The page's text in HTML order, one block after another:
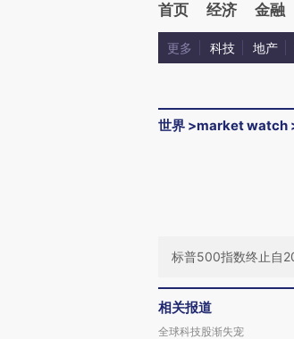
首页 经济 金融
更多 科技 地产
世界 >market watch
标普500指数终止自
相关报道
全球科技股渐失宠